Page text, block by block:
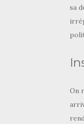
sa
On